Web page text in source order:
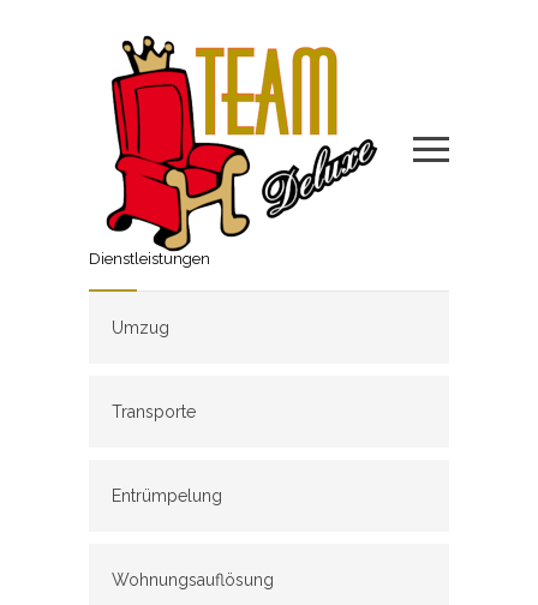
Dienstleistungen
Umzug
Transporte
Entrümpelung
Wohnungsauflösung